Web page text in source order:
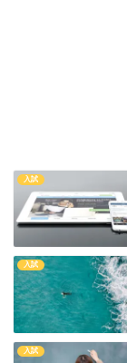
入試
入試
入試